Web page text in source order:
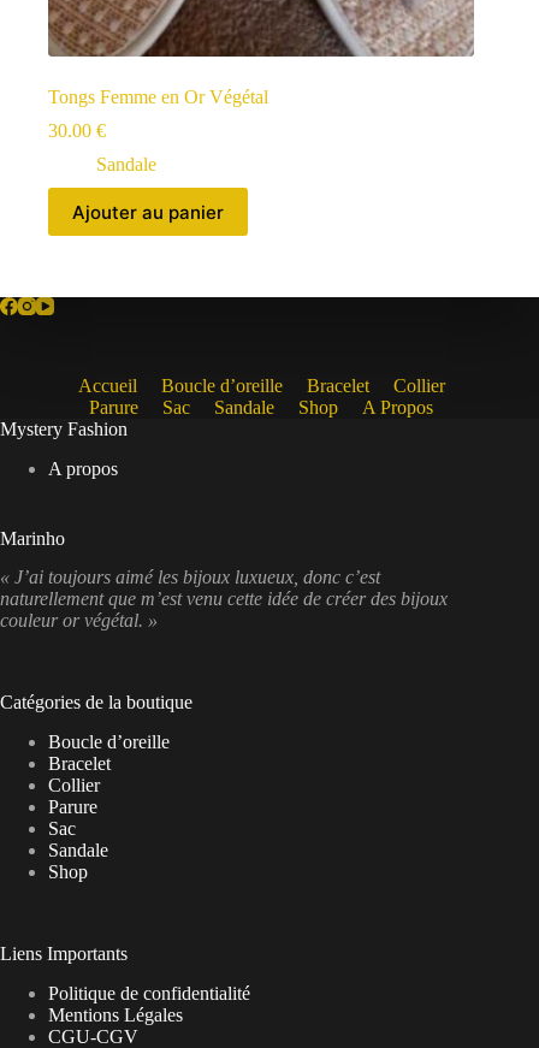
Tongs Femme en Or Végétal
30.00 €
Sandale
Ajouter au panier
Accueil Boucle d’oreille Bracelet
Collier
Parure
Sac Sandale Shop
A Propos
Mystery Fashion
A propos
Marinho
« J’ai toujours aimé les bijoux luxueux, donc c’est
naturellement que m’est venu cette idée de créer des bijoux
couleur or végétal. »
Catégories de la boutique
Boucle d’oreille
Bracelet
Collier
Parure
Sac
Sandale
Shop
Liens Importants
Politique de confidentialité
Mentions Légales
CGU-CGV